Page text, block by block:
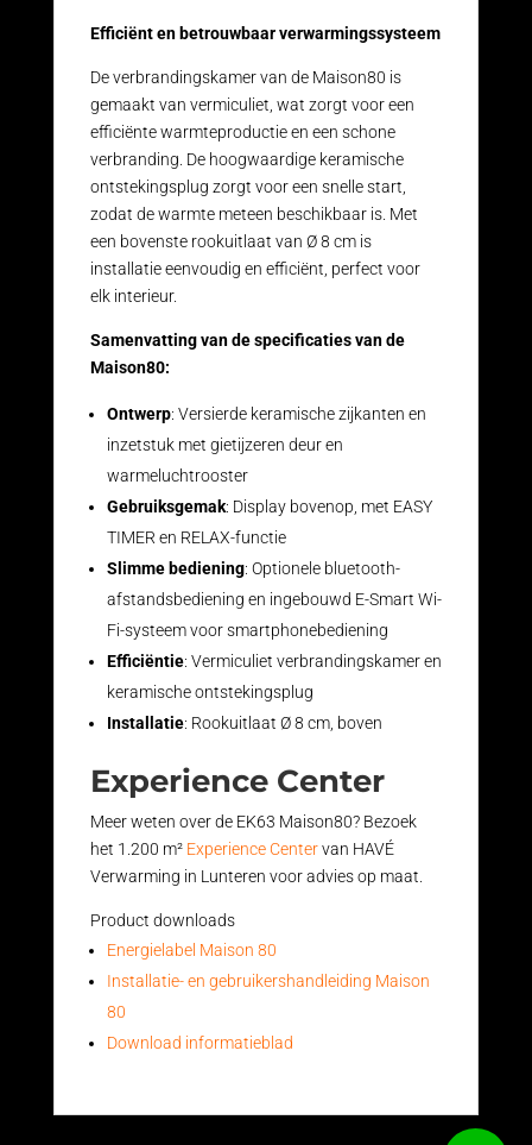
Efficiënt en betrouwbaar verwarmingssysteem
De verbrandingskamer van de Maison80 is
gemaakt van vermiculiet, wat zorgt voor een
efficiënte warmteproductie en een schone
verbranding. De hoogwaardige keramische
ontstekingsplug zorgt voor een snelle start,
zodat de warmte meteen beschikbaar is. Met
een bovenste rookuitlaat van Ø 8 cm is
installatie eenvoudig en efficiënt, perfect voor
elk interieur.
Samenvatting van de specificaties van de
Maison80:
Ontwerp: Versierde keramische zijkanten en
inzetstuk met gietijzeren deur en
warmeluchtrooster
Gebruiksgemak: Display bovenop, met EASY
TIMER en RELAX-functie
Slimme bediening: Optionele bluetooth-
afstandsbediening en ingebouwd E-Smart Wi-
Fi-systeem voor smartphonebediening
Efficiëntie: Vermiculiet verbrandingskamer en
keramische ontstekingsplug
Installatie: Rookuitlaat Ø 8 cm, boven
Experience Center
Meer weten over de EK63 Maison80? Bezoek
het 1.200 m² Experience Centervan HAVÉ
Verwarming in Lunteren voor advies op maat.
Product downloads
Energielabel Maison 80
Installatie- en gebruikershandleiding Maison
80
Download informatieblad